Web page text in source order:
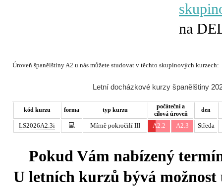
Úroveň španělštiny A2 u nás můžete studovat v těchto skupinových kurzech:
Letní docházkové kurzy španělštiny
kód kurzu forma typ kurzu
počáteční a
cílová úroveň
den
LS2026A2.3i 💻 Mírně pokročilí III A2.2 A2.3 Středa
Pokud Vám nabízený
U letních kurzů bývá